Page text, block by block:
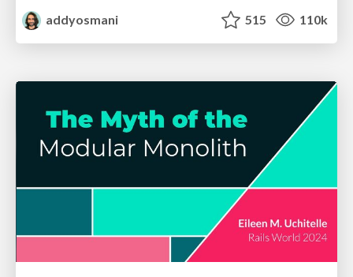
addyosmani
515 110k